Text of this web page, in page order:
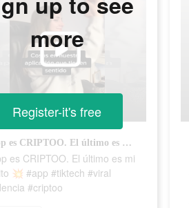
La app es CRIPTOO. El último es mi favorito 💥 #app #tiktech #viral #tendencia #criptoo
es CRIPTOO. El último es mi
💥 #app #tiktech #viral
#criptoo
more
Register-it's free